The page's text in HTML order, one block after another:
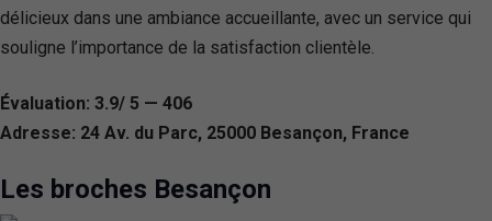
délicieux dans une ambiance accueillante, avec un service qui
souligne l’importance de la satisfaction clientèle.
Évaluation: 3.9/ 5 — 406
Adresse: 24 Av. du Parc, 25000 Besançon, France
Les broches Besançon